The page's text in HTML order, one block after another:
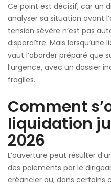
Ce point est décisif, car un
analyser sa situation avant
tension sévère n’est pas
disparaître. Mais
vaut l’aborder préparé que
l’urgence, avec un dossier
fragiles.
Comment
liquidation
2026
L’ouverture peut résulter
des paiements par le
créancier ou, dans certains